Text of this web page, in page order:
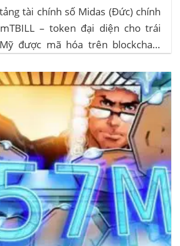
tài chính số Midas (Đức) chính
– token đại diện cho trái
được mã hóa trên blockchain
đầu tư tối thiểu. mTBILL được